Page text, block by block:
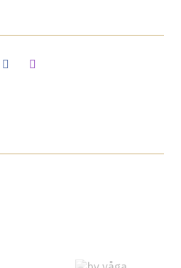
FacebookInstagram